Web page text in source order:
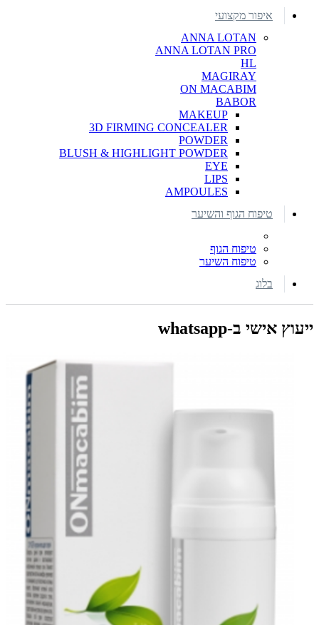
איפור מקצועי
ANNA LOTAN
ANNA LOTAN PRO
HL
MAGIRAY
ON MACABIM
BABOR
MAKEUP
3D FIRMING CONCEALER
POWDER
BLUSH & HIGHLIGHT POWDER
EYE
LIPS
AMPOULES
טיפוח הגוף והשיער
טיפוח הגוף
טיפוח השיער
בלוג
ייעוץ אישי ב-whatsapp